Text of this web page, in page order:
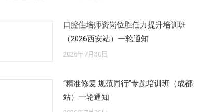
口腔住培师资岗位胜任力提升培训班
（2026西安站）一轮通知
2026年7月30日
“精准修复·规范同行”专题培训班（成都
站）一轮通知